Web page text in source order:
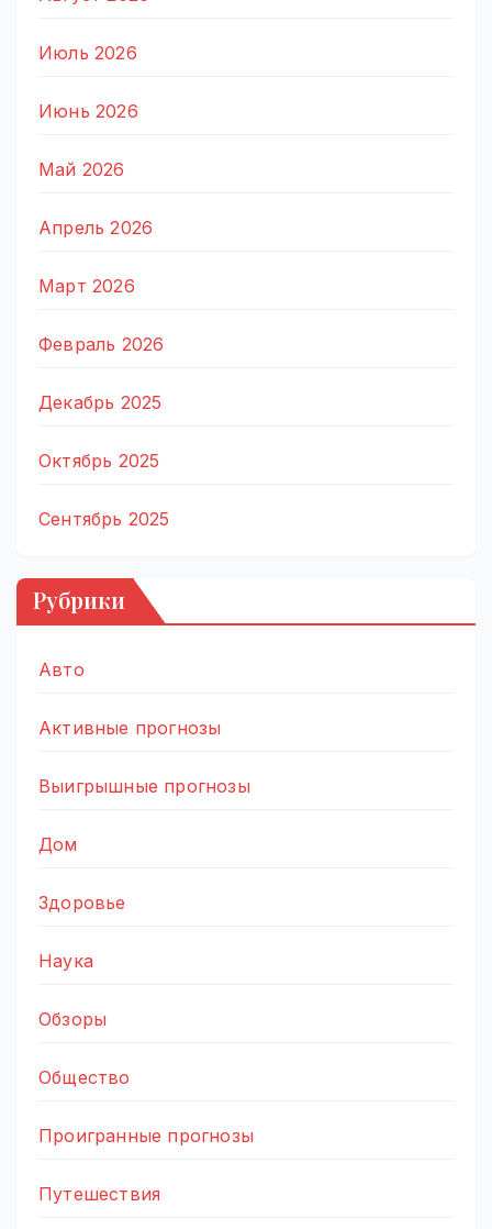
Июль 2026
Июнь 2026
Май 2026
Апрель 2026
Март 2026
Февраль 2026
Декабрь 2025
Октябрь 2025
Сентябрь 2025
Рубрики
Авто
Активные прогнозы
Выигрышные прогнозы
Дом
Здоровье
Наука
Обзоры
Общество
Проигранные прогнозы
Путешествия